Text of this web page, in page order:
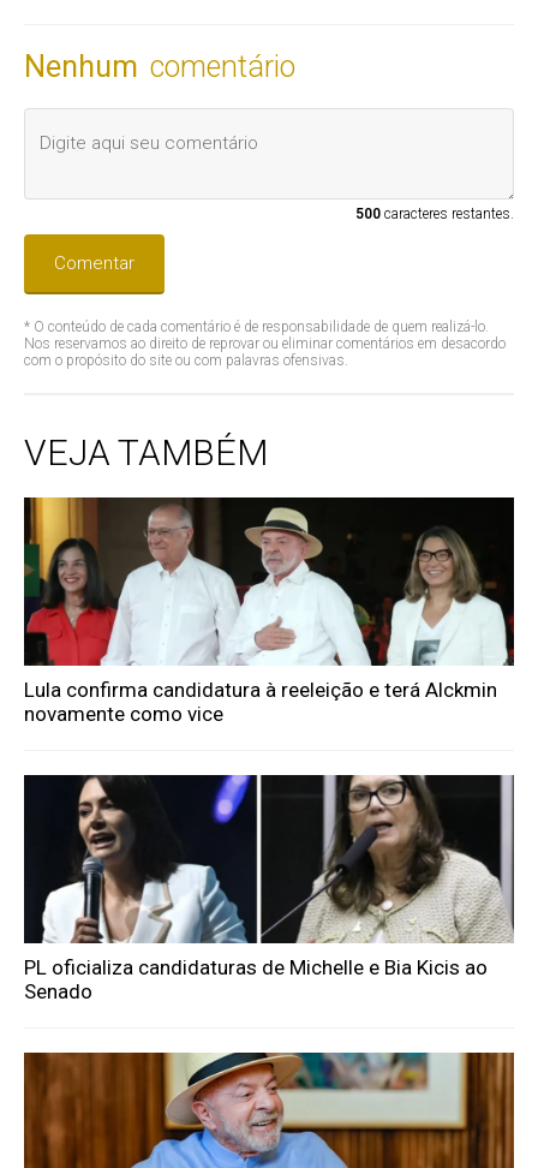
Nenhum comentário
500caracteres restantes.
Comentar
* O conteúdo de cada comentário é de responsabilidade de quem realizá-lo.
Nos reservamos ao direito de reprovar ou eliminar comentários em desacordo
com o propósito do site ou com palavras ofensivas.
VEJA TAMBÉM
Lula confirma candidatura à reeleição e terá Alckmin
novamente como vice
PL oficializa candidaturas de Michelle e Bia Kicis ao
Senado